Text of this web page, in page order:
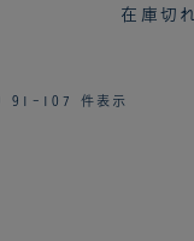
在庫切れ
91-107 件表示